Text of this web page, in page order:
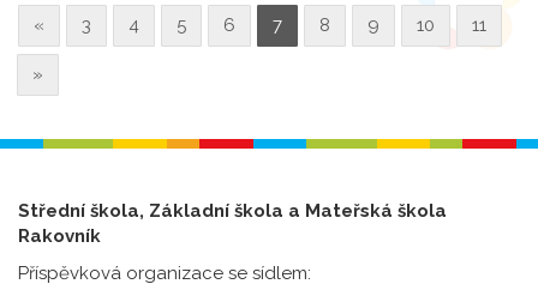
« 3 4 5 6 7 8 9 10 11
»
Střední škola, Základní škola a Mateřská škola
Rakovník
Příspěvková organizace se sídlem: